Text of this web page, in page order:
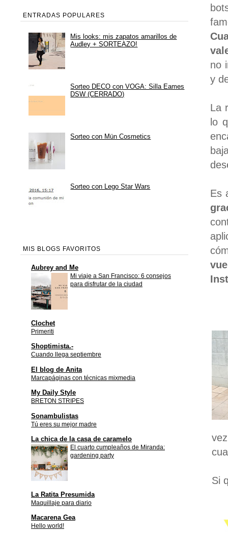
no
y
La
lo
Es
Si
ENTRADAS POPULARES
Mis looks: mis zapatos amarillos de
Audley + SORTEAZO!
Sorteo DECO con VOGA: Silla Eames
DSW (CERRADO)
Sorteo con Mün Cosmetics
Sorteo con Lego Star Wars
MIS BLOGS FAVORITOS
Aubrey and Me
Mi viaje a San Francisco: 6 consejos
para disfrutar de la ciudad
Clochet
Primeriti
Shoptimista.-
Cuando llega septiembre
El blog de Anita
Marcapáginas con técnicas mixmedia
My Daily Style
BRETON STRIPES
Sonambulistas
Tú eres su mejor madre
La chica de la casa de caramelo
El cuarto cumpleaños de Miranda:
gardening party
La Ratita Presumida
Maquillaje para diario
Macarena Gea
Hello world!